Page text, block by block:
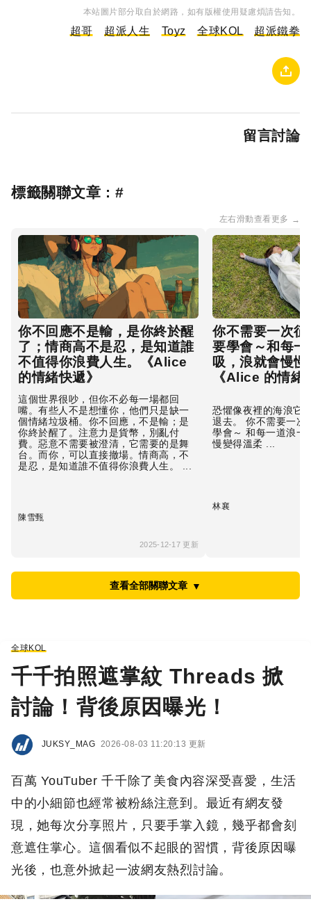
本站圖片部分取自於網路，如有版權使用疑慮煩請告知。
超哥 超派人生 Toyz 全球KOL 超派鐵拳
留言討論
標籤關聯文章 : #
左右滑動查看更多 →
你不回應不是輸，是你終於醒
了；情商高不是忍，是知道誰
不值得你浪費人生。《Alice
的情緒快遞》
這個世界很吵，但你不必每一場都回
嘴。有些人不是想懂你，他們只是缺一
個情緒垃圾桶。你不回應，不是輸；是
你終於醒了。注意力是貨幣，別亂付
費。惡意不需要被澄清，它需要的是舞
台。而你，可以直接撤場。情商高，不
是忍，是知道誰不值得你浪費人生。 ...
陳雪甄
2025-12-17 更新
你不需要一次
要學會～和每
吸，浪就會慢
《Alice 的情緒
恐懼像夜裡的海浪它
退去。 你不需要一次
學會～ 和每一道浪一
慢變得溫柔 ...
林襄
查看全部關聯文章 ▼
全球KOL
千千拍照遮掌紋 Threads 掀
討論！背後原因曝光！
JUKSY_MAG 2026-08-03 11:20:13 更新
百萬 YouTuber 千千除了美食內容深受喜愛，生活
中的小細節也經常被粉絲注意到。最近有網友發
現，她每次分享照片，只要手掌入鏡，幾乎都會刻
意遮住掌心。這個看似不起眼的習慣，背後原因曝
光後，也意外掀起一波網友熱烈討論。